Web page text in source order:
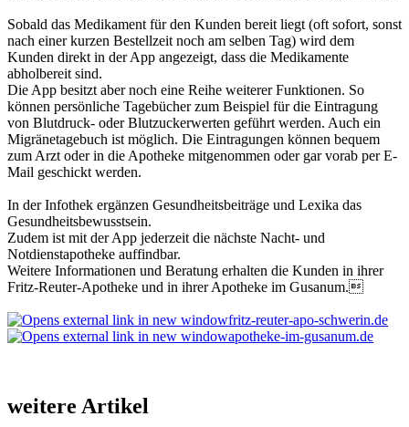
Sobald das Medikament für den Kunden bereit liegt (oft sofort, sonst
nach einer kurzen Bestellzeit noch am selben Tag) wird dem
Kunden direkt in der App angezeigt, dass die Medikamente
abholbereit sind.
Die App besitzt aber noch eine Reihe weiterer Funktionen. So
können persönliche Tagebücher zum Beispiel für die Eintragung
von Blutdruck- oder Blutzuckerwerten geführt werden. Auch ein
Migränetagebuch ist möglich. Die Eintragungen können bequem
zum Arzt oder in die Apotheke mitgenommen oder gar vorab per E-
Mail geschickt werden.
In der Infothek ergänzen Gesundheitsbeiträge und Lexika das
Gesundheitsbewusstsein.
Zudem ist mit der App jederzeit die nächste Nacht- und
Notdienstapotheke auffindbar.
Weitere Informationen und Beratung erhalten die Kunden in ihrer
Fritz-Reuter-Apotheke und in ihrer Apotheke im Gusanum.
fritz-reuter-apo-schwerin.de
apotheke-im-gusanum.de
weitere Artikel